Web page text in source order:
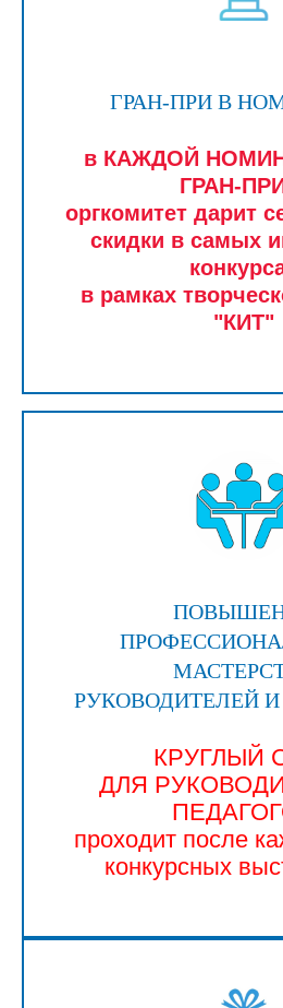
ГРАН-ПРИ В
в КАЖДОЙ
ГРАН-
оргкомитет дарит
скидки в самых
в рамках
"КИТ"
РУКОВОДИТЕЛЕЙ
КРУГЛЫЙ
ДЛЯ
проходит после
конкурсных